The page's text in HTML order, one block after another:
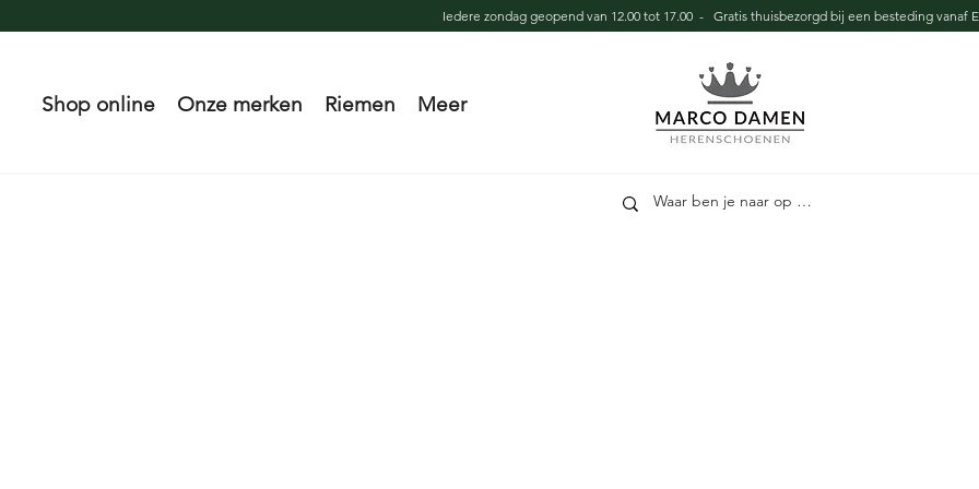
Iedere zondag geopend van 12.00 tot 17.00 - Gratis thuisbezorgd bij een besteding vanaf
Shop online Onze merken Riemen Meer